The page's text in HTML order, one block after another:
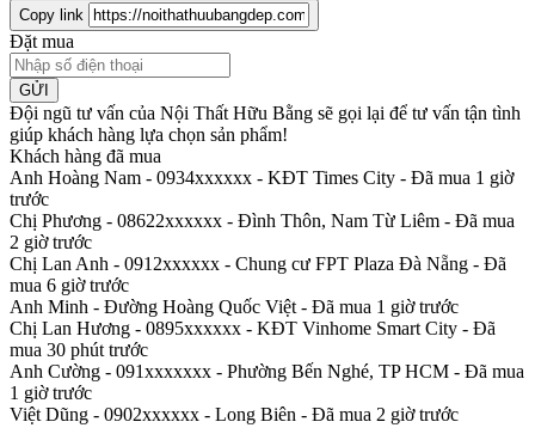
Copy link
Đặt mua
GỬI
Đội ngũ tư vấn của Nội Thất Hữu Bằng sẽ gọi lại để tư vấn tận tình
giúp khách hàng lựa chọn sản phẩm!
Khách hàng đã mua
Anh Hoàng Nam - 0934xxxxxx - KĐT Times City - Đã mua 1 giờ
trước
Chị Phương - 08622xxxxxx - Đình Thôn, Nam Từ Liêm - Đã mua
2 giờ trước
Chị Lan Anh - 0912xxxxxx - Chung cư FPT Plaza Đà Nẵng - Đã
mua 6 giờ trước
Anh Minh - Đường Hoàng Quốc Việt - Đã mua 1 giờ trước
Chị Lan Hương - 0895xxxxxx - KĐT Vinhome Smart City - Đã
mua 30 phút trước
Anh Cường - 091xxxxxxx - Phường Bến Nghé, TP HCM - Đã mua
1 giờ trước
Việt Dũng - 0902xxxxxx - Long Biên - Đã mua 2 giờ trước